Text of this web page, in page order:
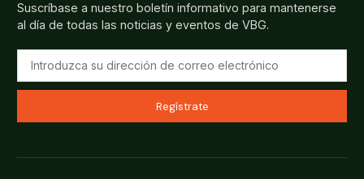
Suscríbase a nuestro boletín informativo para mantenerse
al día de todas las noticias y eventos de VBG.
Regístrate